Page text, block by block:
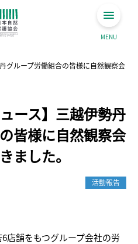
MENU
グループ労働組合の皆様に自然観察会
ース】三越伊勢丹
皆様に自然観察会
ました。
活動報告
店舗をもつグループ会社の労